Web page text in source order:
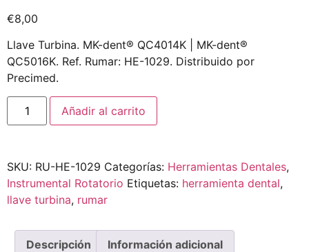
€8,00
Llave Turbina. MK-dent® QC4014K | MK-dent®
QC5016K. Ref. Rumar: HE-1029. Distribuido por
Precimed.
Añadir al carrito
SKU: RU-HE-1029 Categorías: Herramientas Dentales,
Instrumental Rotatorio Etiquetas: herramienta dental,
llave turbina, rumar
Descripción Información adicional